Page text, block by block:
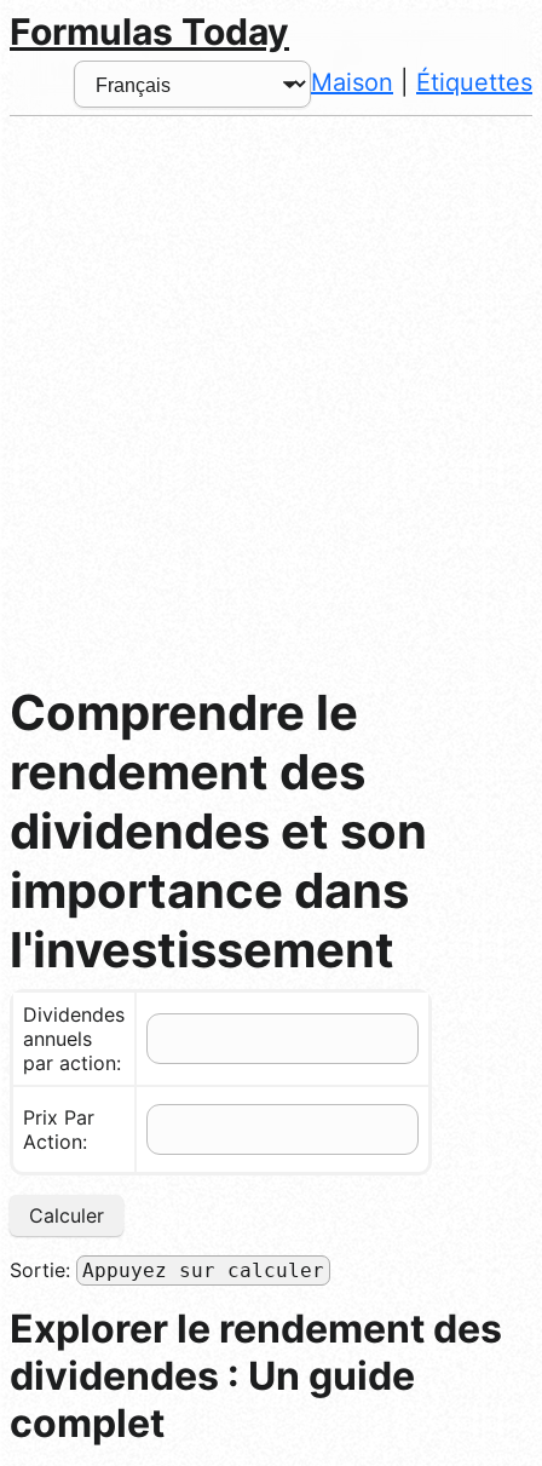
Formulas Today
Maison Étiquettes
Comprendre le
rendement des
dividendes et son
importance dans
l'investissement
Dividendes
annuels
par action:
Prix Par
Action:
Calculer
Sortie: Appuyez sur calculer
Explorer le rendement des
dividendes : Un guide
complet